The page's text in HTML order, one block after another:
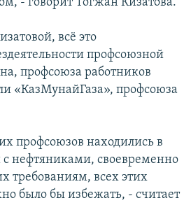
- говорит Тогжан Кизатова.
всё это
профсоюзной
профсоюза работников
«КазМунайГаза», профсоюза
профсоюзов находились в
с нефтяниками, своевременно
требованиям, всех этих
было бы избежать, - считает